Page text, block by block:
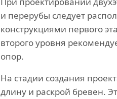
и перерубы следует
конструкциями первого
второго уровня
опор.
На стадии создания
длину и раскрой бревен.